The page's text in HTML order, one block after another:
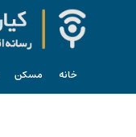
خانه مسکن